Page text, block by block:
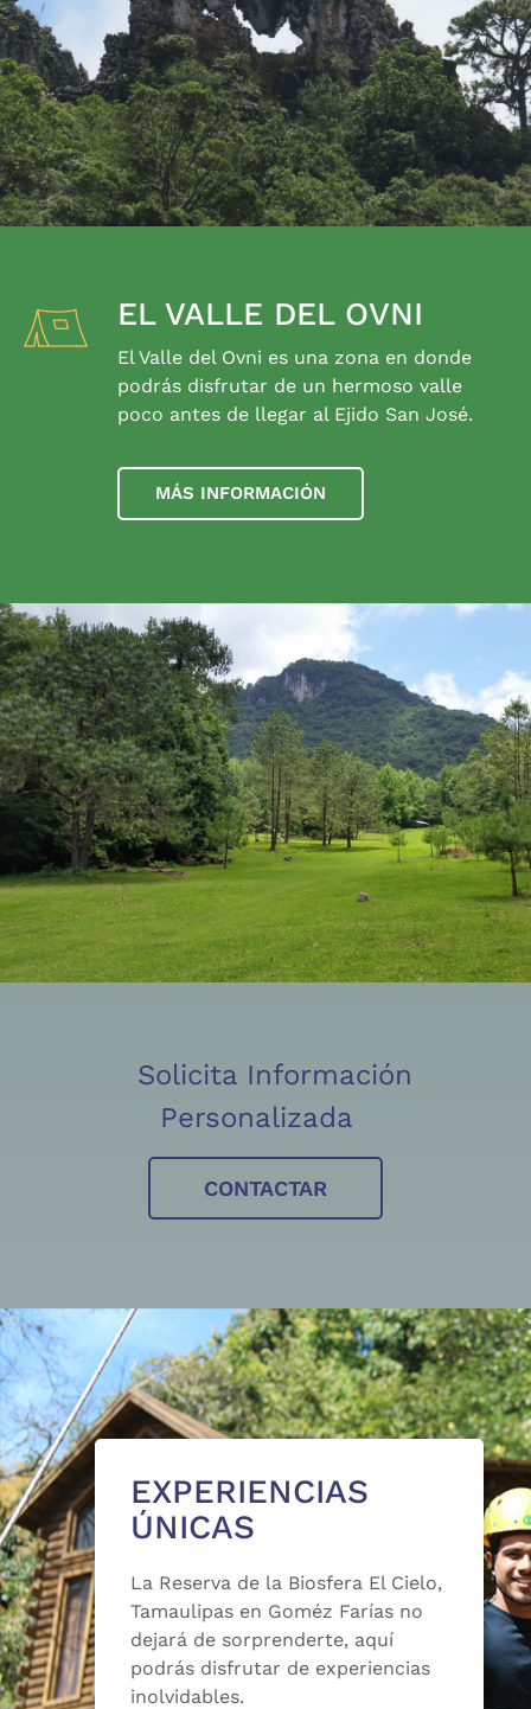
EL VALLE DEL OVNI
El Valle del Ovni es una zona en donde
podrás disfrutar de un hermoso valle
poco antes de llegar al Ejido San José.
MÁS INFORMACIÓN
Solicita Información
Personalizada
CONTACTAR
EXPERIENCIAS
ÚNICAS
La Reserva de la Biosfera El Cielo,
Tamaulipas en Goméz Farías no
dejará de sorprenderte, aquí
podrás disfrutar de experiencias
inolvidables.